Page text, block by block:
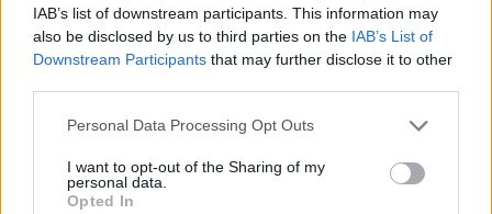
IAB’s list of downstream participants. This information may
also be disclosed by us to third parties on the IAB’s List of
Downstream Participants that may further disclose it to other
Please note that this website/app uses one or more Google
not limited to your visit or usage behaviour. You may click to
grant or deny consent to Google and its third-party tags to
Personal Data Processing Opt Outs
I want to opt-out of the Sharing of my
personal data.
Opted In
Notizie in tempo reale?
Entra nel canale telegram di
GalluraOggi.it
Inviaci le tue segnalazioni,